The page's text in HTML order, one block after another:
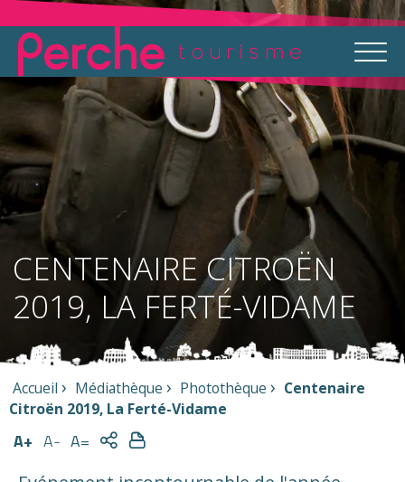
CENTENAIRE CITROËN
2019, LA FERTÉ-VIDAME
Accueil Médiathèque Photothèque
Centenaire
Citroën 2019, La Ferté-Vidame
A+ A- A=